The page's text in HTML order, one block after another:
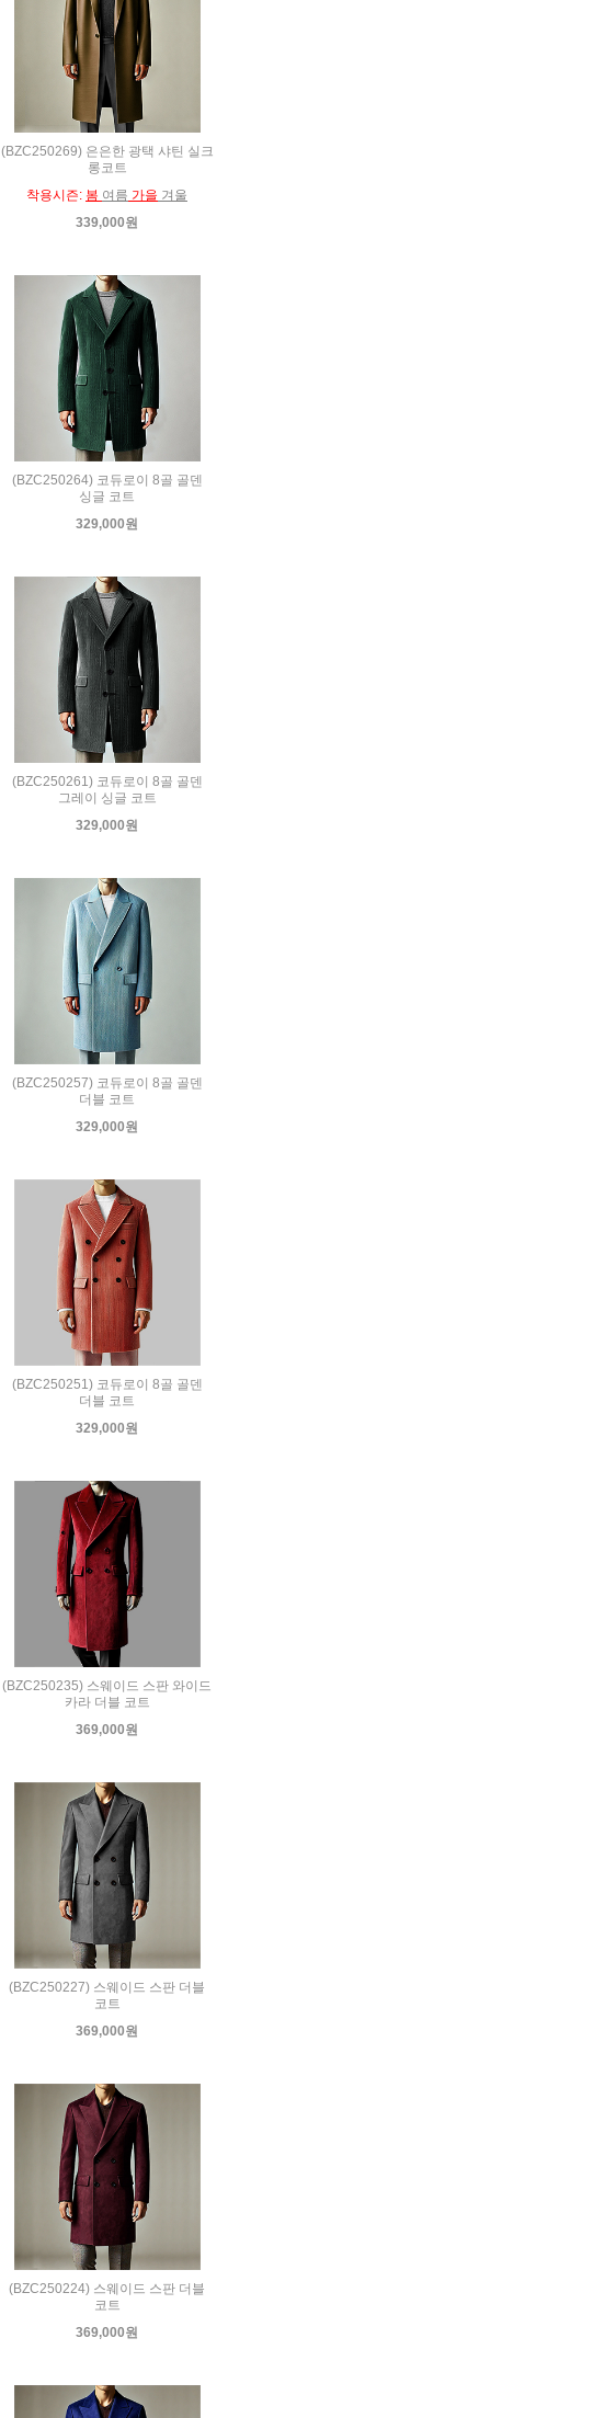
(BZC250269) 은은한 광택 샤틴 실크
롱코트
착용시즌: 봄 여름 가을 겨울
339,000원
(BZC250264) 코듀로이 8골 골덴
싱글 코트
329,000원
(BZC250261) 코듀로이 8골 골덴
그레이 싱글 코트
329,000원
(BZC250257) 코듀로이 8골 골덴
더블 코트
329,000원
(BZC250251) 코듀로이 8골 골덴
더블 코트
329,000원
(BZC250235) 스웨이드 스판 와이드
카라 더블 코트
369,000원
(BZC250227) 스웨이드 스판 더블
코트
369,000원
(BZC250224) 스웨이드 스판 더블
코트
369,000원